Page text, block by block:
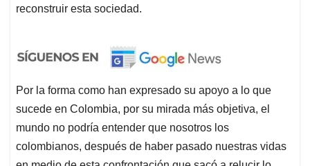
reconstruir esta sociedad.
Por la forma como han expresado su apoyo a lo que
sucede en Colombia, por su mirada más objetiva, el
mundo no podría entender que nosotros los
colombianos, después de haber pasado nuestras vidas